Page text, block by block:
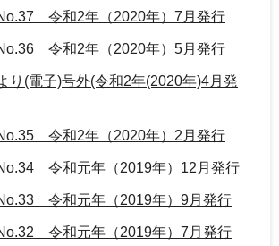
令和2年（2020年）7月発行
令和2年（2020年）5月発行
り(電子)号外(令和2年(2020年)4月発
令和2年（2020年）2月発行
令和元年（2019年）12月発行
令和元年（2019年）9月発行
令和元年（2019年）7月発行